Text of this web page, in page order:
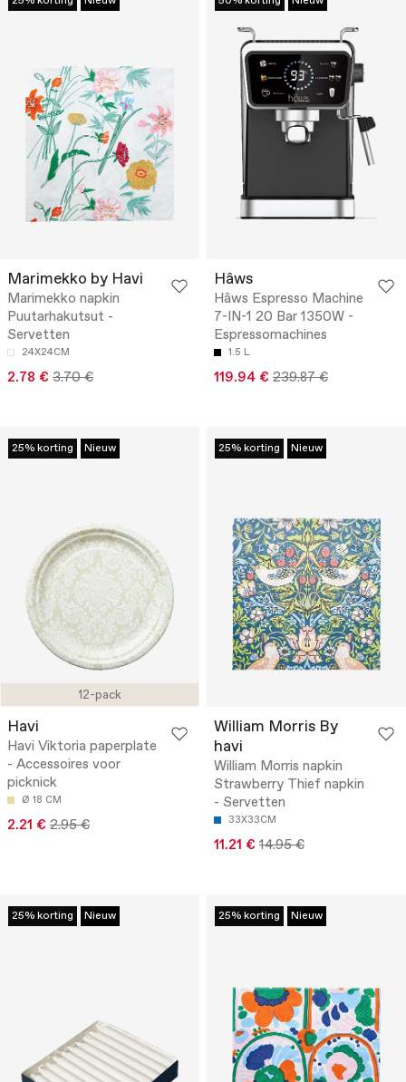
Marimekko by Havi
Marimekko napkin
Puutarhakutsut -
Servetten
24X24CM
2.78 € 3.70 €
Hâws
Hâws Espresso Machine
7-IN-1 20 Bar 1350W -
Espressomachines
1.5 L
119.94 € 239.87 €
12-pack
25% korting Nieuw
Havi
Havi Viktoria paperplate
- Accessoires voor
picknick
Ø 18 CM
2.21 € 2.95 €
25% korting Nieuw
William Morris By
havi
William Morris napkin
Strawberry Thief napkin
- Servetten
33X33CM
11.21 € 14.95 €
25% korting Nieuw 25% korting Nieuw